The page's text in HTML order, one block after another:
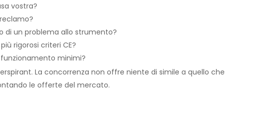
vostra?
di un problema allo strumento?
rigorosi criteri CE?
minimi?
La concorrenza non offre niente di simile a quello che
le offerte del mercato.